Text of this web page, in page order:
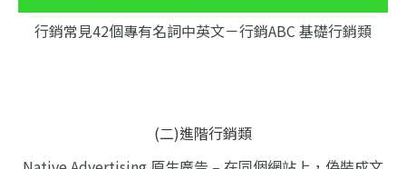
行銷常見42個專有名詞中英文－行銷ABC 基礎行銷類
(二)進階行銷類